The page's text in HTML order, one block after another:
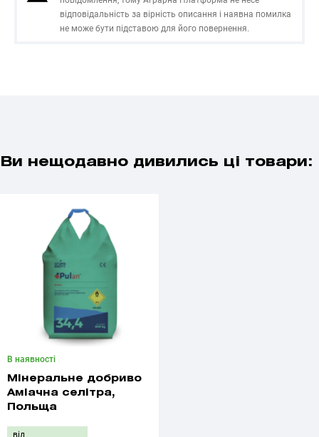
відповідальність за вірність описання і наявна помилка
не може бути підставою для його повернення.
Ви нещодавно дивились ці товари:
В наявності
Мінеральне добриво
Аміачна селітра,
Польща
від